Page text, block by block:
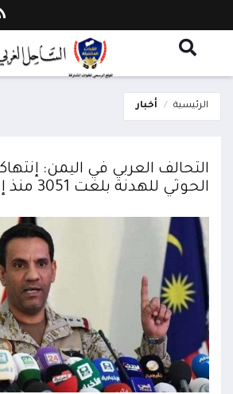
الرئيسية أخبار
التحالف العربي في اليمن:
الحوثي للهدنة بلغت 3051 منذ إعلانها